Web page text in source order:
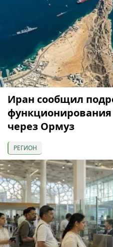
Иран сообщил
через Ормуз
РЕГИОН